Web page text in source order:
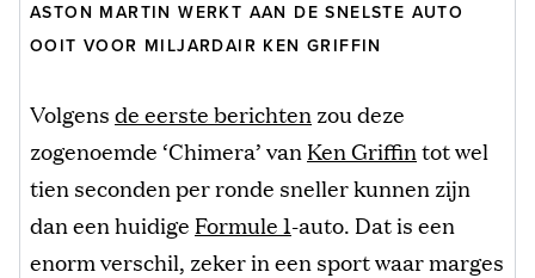
ASTON MARTIN WERKT AAN DE SNELSTE AUTO
OOIT VOOR MILJARDAIR KEN GRIFFIN
Volgensde eerste berichten zou deze
zogenoemde ‘Chimera’ van Ken Griffintot wel
tien seconden per ronde sneller kunnen zijn
dan een huidige Formule 1-auto. Dat is een
enorm verschil, zeker in een sport waar marges